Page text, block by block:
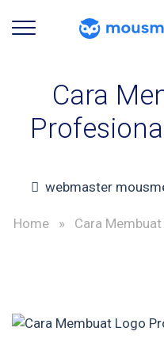
Cara
webmaster
Home » Cara